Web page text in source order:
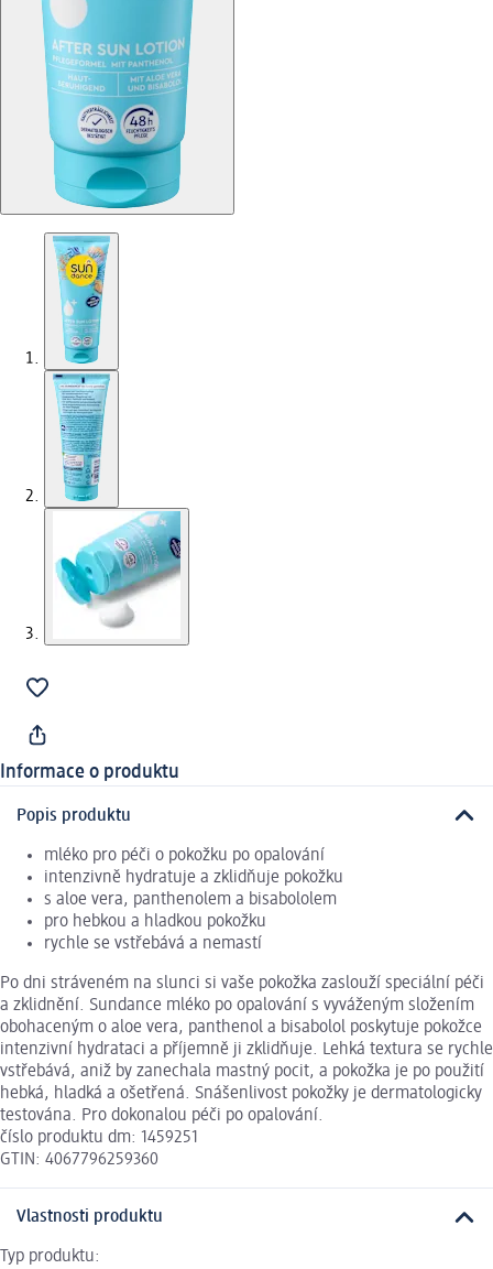
Informace o produktu
Popis produktu
mléko pro péči o pokožku po opalování
intenzivně hydratuje a zklidňuje pokožku
s aloe vera, panthenolem a bisabololem
pro hebkou a hladkou pokožku
rychle se vstřebává a nemastí
Po dni stráveném na slunci si vaše pokožka zaslouží speciální péči
a zklidnění. Sundance mléko po opalování s vyváženým složením
obohaceným o aloe vera, panthenol a bisabolol poskytuje pokožce
intenzivní hydrataci a příjemně ji zklidňuje. Lehká textura se rychle
vstřebává, aniž by zanechala mastný pocit, a pokožka je po použití
hebká, hladká a ošetřená. Snášenlivost pokožky je dermatologicky
testována. Pro dokonalou péči po opalování.
číslo produktu dm: 1459251
GTIN: 4067796259360
Vlastnosti produktu
Typ produktu: